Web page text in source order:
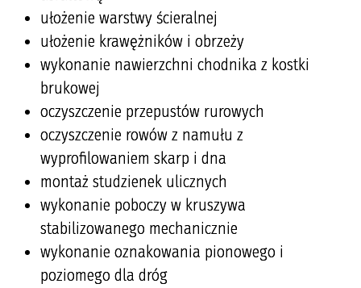
ułożenie warstwy ścieralnej
ułożenie krawężników i obrzeży
wykonanie nawierzchni chodnika z kostki
brukowej
oczyszczenie przepustów rurowych
oczyszczenie rowów z namułu z
wyprofilowaniem skarp i dna
montaż studzienek ulicznych
wykonanie poboczy w kruszywa
stabilizowanego mechanicznie
wykonanie oznakowania pionowego i
poziomego dla dróg